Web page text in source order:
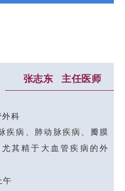
张志东 主任医师
科
疾病、肺动脉疾病、瓣膜
其精于大血管疾病的外
午